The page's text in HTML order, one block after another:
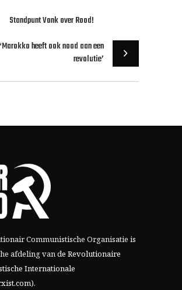
Standpunt Vonk over Rood!
‘Marokko heeft ook nood aan een
revolutie’
Communistische Organisatie is
afdeling vande Revolutionaire
Internationale
.